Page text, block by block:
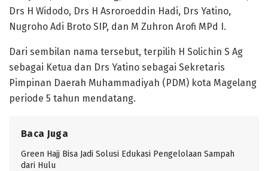
Drs H Widodo, Drs H Asroroeddin Hadi, Drs Yatino,
Nugroho Adi Broto SIP, dan M Zuhron Arofi MPd I.
Dari sembilan nama tersebut, terpilih H Solichin S Ag
sebagai Ketua dan Drs Yatino sebagai Sekretaris
Pimpinan Daerah Muhammadiyah (PDM) kota Magelang
periode 5 tahun mendatang.
Baca Juga
Green Hajj Bisa Jadi Solusi Edukasi Pengelolaan Sampah
dari Hulu